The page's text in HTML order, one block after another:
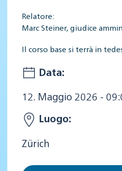
Relatore:
Marc Steiner, giudice
Il corso base si terrà in
Data:
12. Maggio 2026 -
Luogo:
Zürich